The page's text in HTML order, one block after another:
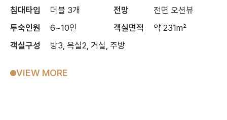
VIEW MORE
침대타입 더블 3개 전망
전면 오션뷰
투숙인원
6~10인 객실면적
약 231m²
객실구성
방3, 욕실2, 거실, 주방